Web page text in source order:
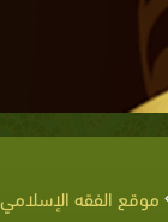
موقع الفقه الإسلامي